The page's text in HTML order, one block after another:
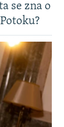
se zna o